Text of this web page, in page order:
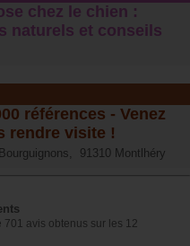
chez le chien :
naturels et conseil s
références - Venez
rendre visite !
91310 Montlhéry
701 avis obtenus sur les 12